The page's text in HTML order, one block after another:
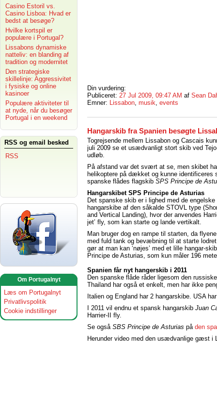
Casino Estoril vs.
Casino Lisboa: Hvad er
bedst at besøge?
Hvilke kortspil er
populære i Portugal?
Lissabons dynamiske
natteliv: en blanding af
tradition og modernitet
Den strategiske
skillelinje: Aggressivitet
i fysiske og online
kasinoer
Populære aktiviteter til
at nyde, når du besøger
Portugal i en weekend
RSS og email besked
RSS
Om Portugalnyt
Læs om Portugalnyt
Privatlivspolitik
Cookie indstillinger
Din vurdering:
Publiceret: 27 Jul 2009, 09:47 AM af Sean
Emner: Lissabon, musik, events
Hangarskib fra Spanien besøgte
Togrejsende mellem Lissabon og Cascais
juli 2009 se et usædvanligt stort skib ved
udløb.
På afstand var det svært at se, men skibet
helikoptere på dækket og kunne identificeres
spanske flådes flagskib SPS Principe de
Hangarskibet SPS Principe de Asturias
Det spanske skib er i lighed med de engelske
hangarskibe af den såkalde STOVL type
and Vertical Landing), hvor der anvendes
jet’ fly, som kan starte og lande vertikalt.
Man bruger dog en rampe til starten, da
med fuld tank og bevæbning til at starte
gør at man kan ‘nøjes’ med et lille hangar-
Principe de Asturias, som kun måler 196
Spanien får nyt hangerskib i 2011
Den spanske flåde råder ligesom den
Thailand har også et enkelt, men har ikke
Italien og England har 2 hangarskibe. USA
I 2011 vil endnu et spansk hangarskib Juan
Harrier-II fly.
Se også SBS Principe de Asturias på den
Herunder video med den usædvanlige gæst i